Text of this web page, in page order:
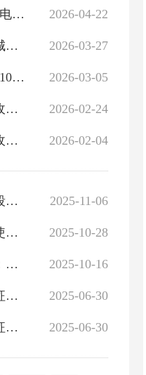
2026-04-22
巴州环城110千伏输变电工程社会稳定风险评估报告
2026-03-27
库尔勒市《库尔勒梨城东互通南，北综合能源站》项目征收补偿安置公告
2026-03-05
库尔勒市《开展环城110千伏输电工程》项目征收补偿安置公告
2026-02-24
库尔勒市人民政府征收土地公告（库征告〔2026〕001号）
2026-02-04
库尔勒市人民政府征收土地预公告（库征告〔2026〕002号）
2025-11-06
关于我市孔雀河乡村段防洪治理工程（兰干乡段）项目征收土地的公示
2025-10-28
关于乡镇申报村集体使用国有农用地征求意见的通知
2025-10-16
2025年中央一号文件：农村宅基地法律政策解读
2025-06-30
库尔勒市人民政府预征地公告（库政预征〔2025〕004号）
2025-06-30
库尔勒市人民政府预征地公告（库政预征〔2025〕003号）